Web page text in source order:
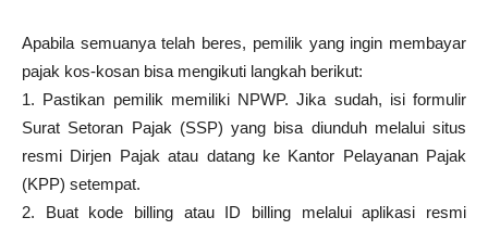
Apabila semuanya telah beres, pemilik yang ingin membayar
pajak kos-kosan bisa mengikuti langkah berikut:
1. Pastikan pemilik memiliki NPWP. Jika sudah, isi formulir
Surat Setoran Pajak (SSP) yang bisa diunduh melalui situs
resmi Dirjen Pajak atau datang ke Kantor Pelayanan Pajak
(KPP) setempat.
2. Buat kode billing atau ID billing melalui aplikasi resmi